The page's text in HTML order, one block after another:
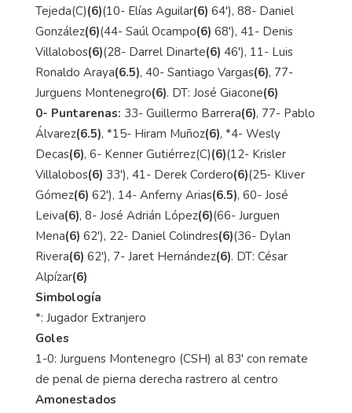
Tejeda(C)(6)(10- Elías Aguilar(6) 64'), 88- Daniel
González(6)(44- Saúl Ocampo(6) 68'), 41- Denis
Villalobos(6)(28- Darrel Dinarte(6) 46'), 11- Luis
Ronaldo Araya(6.5), 40- Santiago Vargas(6), 77-
Jurguens Montenegro(6). DT: José Giacone(6)
0- Puntarenas: 33- Guillermo Barrera(6), 77- Pablo
Álvarez(6.5), *15- Hiram Muñoz(6), *4- Wesly
Decas(6), 6- Kenner Gutiérrez(C)(6)(12- Krisler
Villalobos(6) 33'), 41- Derek Cordero(6)(25- Kliver
Gómez(6) 62'), 14- Anferny Arias(6.5), 60- José
Leiva(6), 8- José Adrián López(6)(66- Jurguen
Mena(6) 62'), 22- Daniel Colindres(6)(36- Dylan
Rivera(6) 62'), 7- Jaret Hernández(6). DT: César
Alpízar(6)
Simbología
*: Jugador Extranjero
Goles
1-0: Jurguens Montenegro (CSH) al 83' con remate
de penal de pierna derecha rastrero al centro
Amonestados